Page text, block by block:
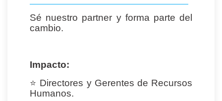
Sé nuestro partner y forma parte del
cambio.
Impacto:
⭐ Directores y Gerentes de Recursos
Humanos.